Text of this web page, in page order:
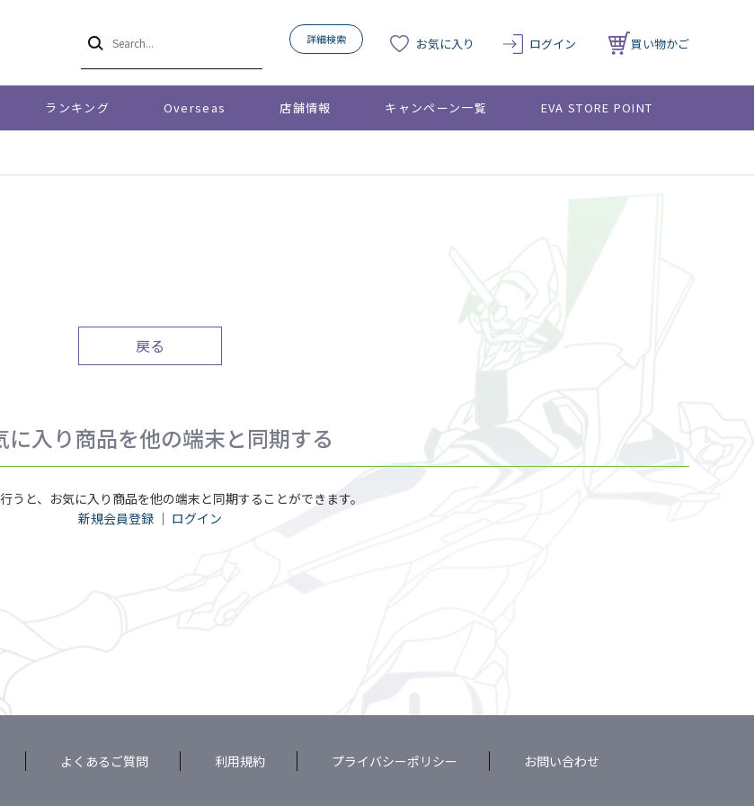
詳細検索 お気に入り ログイン 買い物かご
ランキング Overseas 店舗情報 キャンペーン一覧 EVA STORE POINT
戻る
に入り商品を他の端末と同期する
うと、お気に入り商品を他の端末と同期することができます。
新規会員登録 ｜ ログイン
よくあるご質問 利用規約 プライバシーポリシー お問い合わせ